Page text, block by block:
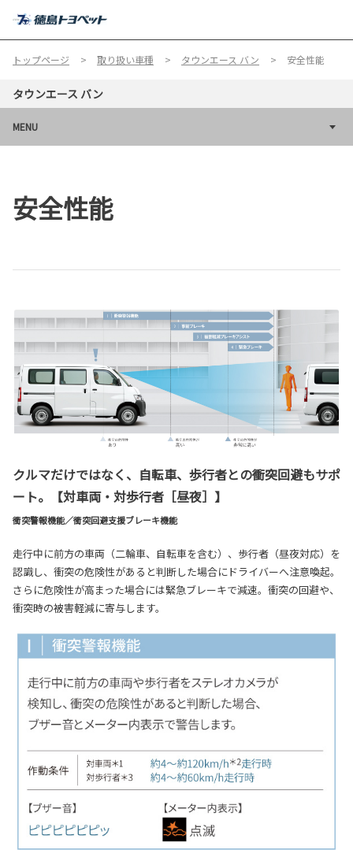
トップページ 取り扱い車種 タウンエース バン 安全性能
タウンエース バン
MENU
安全性能
クルマだけではなく、自転車、歩行者との衝突回避もサポ
ート。【対車両・対歩行者［昼夜］】
衝突警報機能／衝突回避支援ブレーキ機能
走行中に前方の車両（二輪車、自転車を含む）、歩行者（昼夜対応）を
認識し、衝突の危険性があると判断した場合にドライバーへ注意喚起。
さらに危険性が高まった場合には緊急ブレーキで減速。衝突の回避や、
衝突時の被害軽減に寄与します。